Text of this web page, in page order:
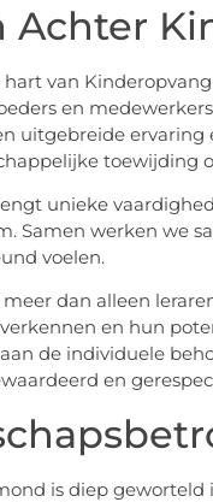
Achter
van
en
uitgebreide ervaring
toewijding
unieke
Samen werken we
voelen.
dan alleen
en hun
de individuele
en
is diep